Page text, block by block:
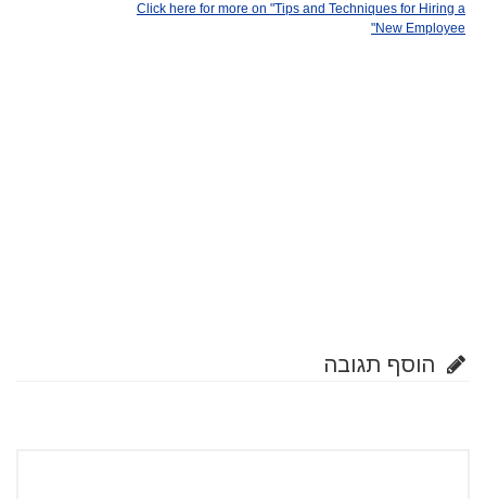
Click here for more on "Tips and Techniques for Hiring a
New Employee"
הוסף תגובה